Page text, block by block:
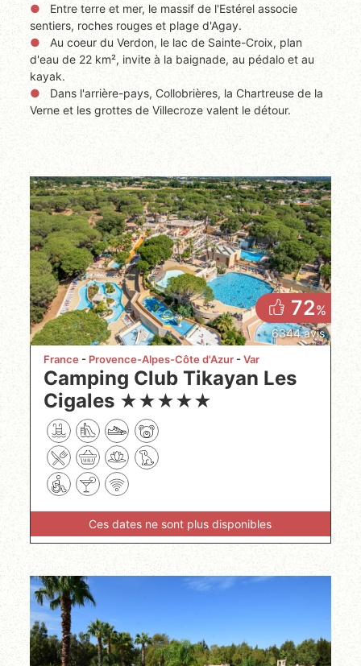
Entre terre et mer, le massif de l'Estérel associe
sentiers, roches rouges et plage d'Agay.
Au coeur du Verdon, le lac de Sainte-Croix, plan
d'eau de 22 km², invite à la baignade, au pédalo et au
kayak.
Dans l'arrière-pays, Collobrières, la Chartreuse de la
Verne et les grottes de Villecroze valent le détour.
72%
6344 avis
France Provence-Alpes-Côte d'Azur Var
Camping Club Tikayan Les
Cigales ★★★★★
Ces dates ne sont plus disponibles